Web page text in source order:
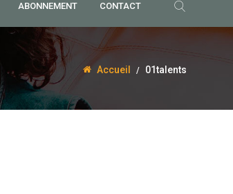
ABONNEMENT CONTACT
Accueil 01talents